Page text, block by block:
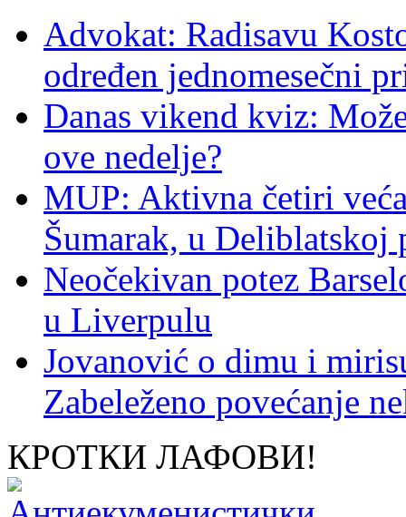
Advokat: Radisavu
određen jednomesečni
Danas vikend kviz:
ove nedelje?
MUP: Aktivna četiri
Šumarak, u Deliblatskoj
Neočekivan potez
u Liverpulu
Jovanović o dimu i
Zabeleženo povećanje
КРОТКИ ЛАФОВИ!